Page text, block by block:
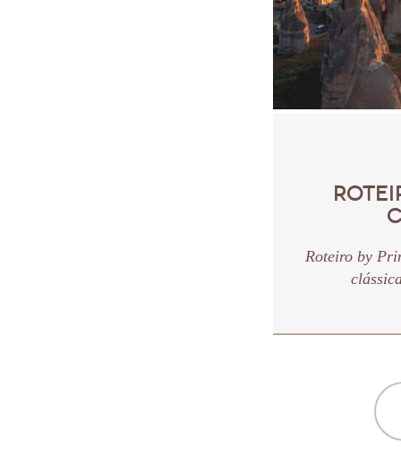
Roteiro by